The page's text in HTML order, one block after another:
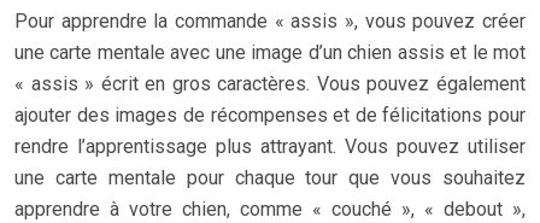
Pour apprendre la commande « assis », vous pouvez créer
une carte mentale avec une image d’un chien assis et le mot
« assis » écrit en gros caractères. Vous pouvez également
ajouter des images de récompenses et de félicitations pour
rendre l’apprentissage plus attrayant. Vous pouvez utiliser
une carte mentale pour chaque tour que vous souhaitez
apprendre à votre chien, comme « couché », « debout »,